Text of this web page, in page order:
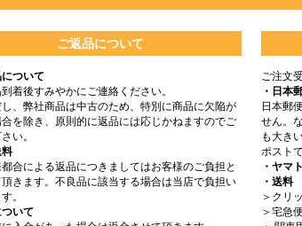
ご返品について
について
着後すみやかにご連絡ください。
、弊社商品は中古のため、特別に商品に欠陥が
合を除き、原則的に返品には応じかねますのでご
い。
料
合による返品につきましてはお客様のご負担と
頂きます。不良品に該当する場合は当店で負担い
。
ついて
ご注文
・日本
日本郵
せん。
も大き
ポスト
・ヤマ
・送料
＞クリ
＞宅急